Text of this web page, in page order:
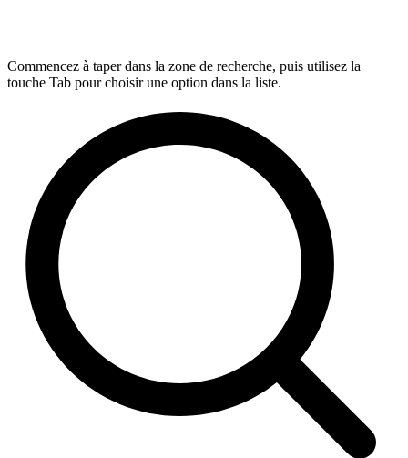
Commencez à taper dans la zone de recherche, puis utilisez la
touche Tab pour choisir une option dans la liste.